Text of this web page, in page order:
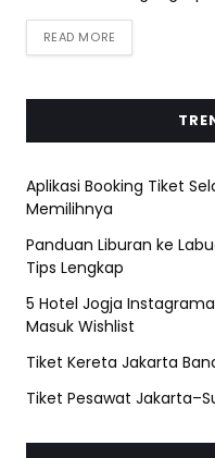
READ MORE
Aplikasi Booking Tiket
Memilihnya
Panduan Liburan ke
Tips Lengkap
5 Hotel Jogja
Masuk Wishlist
Tiket Kereta Jakarta
Tiket Pesawat